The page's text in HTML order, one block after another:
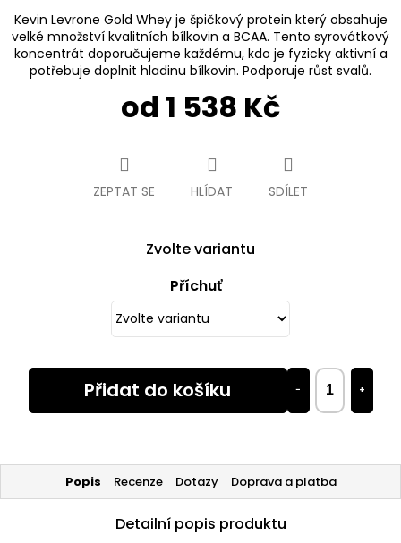
od 1 538 Kč
Zvolte variantu
Příchuť
+
−
Přidat do košíku
Kevin Levrone Gold Whey je špičkový protein který obsahuje
velké množství kvalitních bílkovin a BCAA. Tento syrovátkový
koncentrát doporučujeme každému, kdo je fyzicky aktivní a
potřebuje doplnit hladinu bílkovin. Podporuje růst svalů.
ZEPTAT SE HLÍDAT SDÍLET
Popis Recenze Dotazy Doprava a platba
Detailní popis produktu